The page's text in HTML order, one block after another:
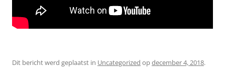
Dit bericht werd geplaatst in Uncategorized opdecember 4, 2018.